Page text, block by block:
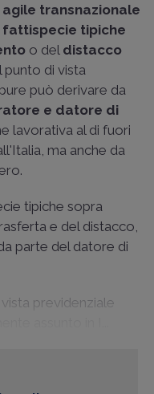
transnazionale
tipiche
o del distacco
punto di vista
può derivare da
e datore di
lavorativa al di fuori
ma anche da
tipiche sopra
e del distacco,
parte del datore di
previdenziale